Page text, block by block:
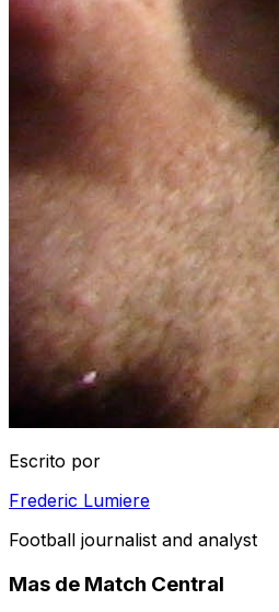
Escrito por
Frederic Lumiere
Football journalist and analyst
Mas de Match Central